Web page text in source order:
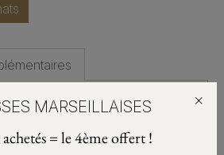
×
MARSEILLAISES
= le 4ème offert !